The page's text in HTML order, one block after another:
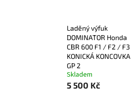
Laděný výfuk
DOMINATOR Honda
CBR 600 F1 / F2 / F3
KONICKÁ KONCOVKA
GP 2
Skladem
5 500 Kč